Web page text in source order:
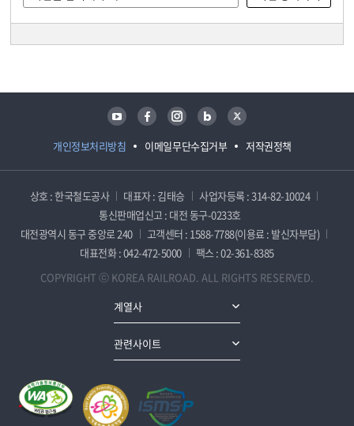
개인정보처리방침 이메일무단수집거부 저작권정책
유튜브 페이스북 인스타그램 블로그 트위터
상호 : 한국철도공사 대표자 : 김태승
사업자등록 : 314-82-10024
통신판매업신고 : 대전 동구-0233호
대전광역시 동구 중앙로 240
고객센터 : 1588-7788(이용료 : 발신자부담)
대표전화 : 042-472-5000
팩스 : 02-361-8385
COPYRIGHT ⓒ KOREA RAILROAD. ALL RIGHTS RESERVED.
계열사
관련사이트